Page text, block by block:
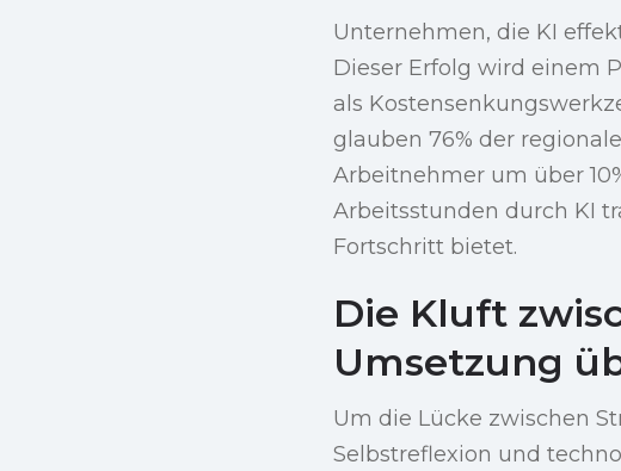
Unternehmen, die KI
Dieser Erfolg wird einem
als
glauben 76% der
Arbeitnehmer um über
Arbeitsstunden durch KI
Fortschritt bietet.
Die Kluft
Umsetzung
Um die Lücke zwischen
Selbstreflexion und